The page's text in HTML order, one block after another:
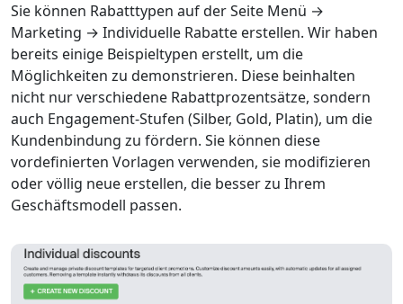
Sie können Rabatttypen auf der Seite Menü →
Marketing → Individuelle Rabatte erstellen. Wir haben
bereits einige Beispieltypen erstellt, um die
Möglichkeiten zu demonstrieren. Diese beinhalten
nicht nur verschiedene Rabattprozentsätze, sondern
auch Engagement-Stufen (Silber, Gold, Platin), um die
Kundenbindung zu fördern. Sie können diese
vordefinierten Vorlagen verwenden, sie modifizieren
oder völlig neue erstellen, die besser zu Ihrem
Geschäftsmodell passen.